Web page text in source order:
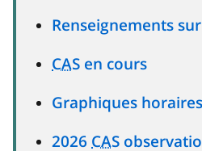
Renseignements
CAS en cours
Graphiques
2026 CAS